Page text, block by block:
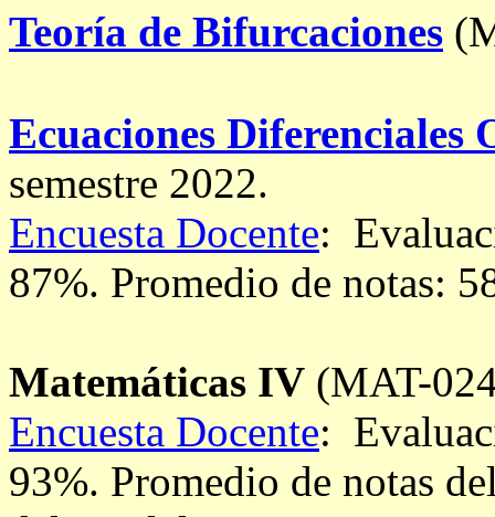
Teoría de Bifurcaciones
Ecuaciones Diferenciales
semestre 2022.
Encuesta Docente:
87%. Promedio de notas:
Matemáticas IV (MAT-
Encuesta Docente:
93%. Promedio de notas